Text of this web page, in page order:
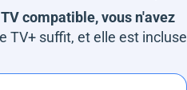
compatible, vous n'avez
TV+ suffit, et elle est incluse